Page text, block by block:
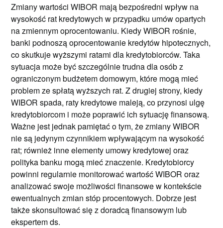
Zmiany wartości WIBOR mają bezpośredni wpływ na
wysokość rat kredytowych w przypadku umów opartych
na zmiennym oprocentowaniu. Kiedy WIBOR rośnie,
banki podnoszą oprocentowanie kredytów hipotecznych,
co skutkuje wyższymi ratami dla kredytobiorców. Taka
sytuacja może być szczególnie trudna dla osób z
ograniczonym budżetem domowym, które mogą mieć
problem ze spłatą wyższych rat. Z drugiej strony, kiedy
WIBOR spada, raty kredytowe maleją, co przynosi ulgę
kredytobiorcom i może poprawić ich sytuację finansową.
Ważne jest jednak pamiętać o tym, że zmiany WIBOR
nie są jedynym czynnikiem wpływającym na wysokość
rat; również inne elementy umowy kredytowej oraz
polityka banku mogą mieć znaczenie. Kredytobiorcy
powinni regularnie monitorować wartość WIBOR oraz
analizować swoje możliwości finansowe w kontekście
ewentualnych zmian stóp procentowych. Dobrze jest
także skonsultować się z doradcą finansowym lub
ekspertem ds.